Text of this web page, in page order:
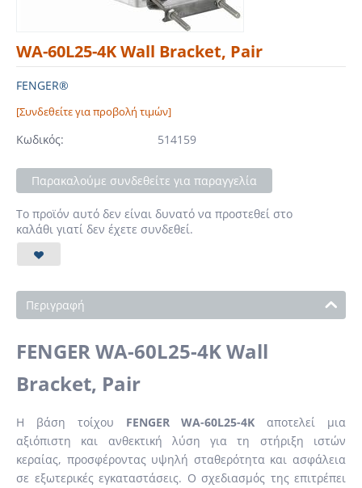
WA-60L25-4K Wall Bracket, Pair
FENGER®
[Συνδεθείτε για προβολή τιμών]
Κωδικός: 514159
Παρακαλούμε συνδεθείτε για παραγγελία
Το προϊόν αυτό δεν είναι δυνατό να προστεθεί στο
καλάθι γιατί δεν έχετε συνδεθεί.
Περιγραφή
FENGER WA-60L25-4K Wall
Bracket, Pair
Η βάση τοίχου FENGER WA-60L25-4K αποτελεί μια
αξιόπιστη και ανθεκτική λύση για τη στήριξη ιστών
κεραίας, προσφέροντας υψηλή σταθερότητα και ασφάλεια
σε εξωτερικές εγκαταστάσεις. Ο σχεδιασμός της επιτρέπει